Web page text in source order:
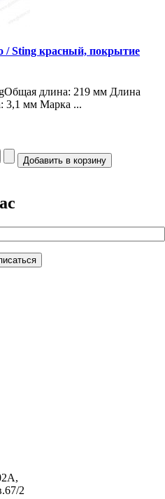
Sting красный, покрытие
длина: 219 мм Длина
3,1 мм Марка ...
2